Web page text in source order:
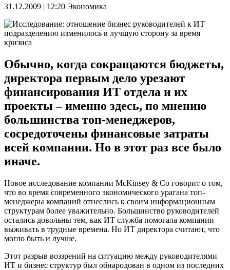
31.12.2009 | 12:20 Экономика
Обычно, когда сокращаются бюджеты,
директора первым дело урезают
финансирования ИТ отдела и их
проекты – именно здесь, по мнению
большинства топ-менеджеров,
сосредоточены финансовые затраты
всей компании. Но в этот раз все было
иначе.
Новое исследование компании McKinsey & Co говорит о том,
что во время современного экономического урагана топ-
менеджеры компаний отнеслись к своим информационным
структурам более уважительно. Большинство руководителей
остались довольны тем, как ИТ служба помогала компании
выживать в трудные времена. Но ИТ директора считают, что
могло быть и лучше.
Этот разрыв воззрений на ситуацию между руководителями
ИТ и бизнес структур был обнародован в одном из последних